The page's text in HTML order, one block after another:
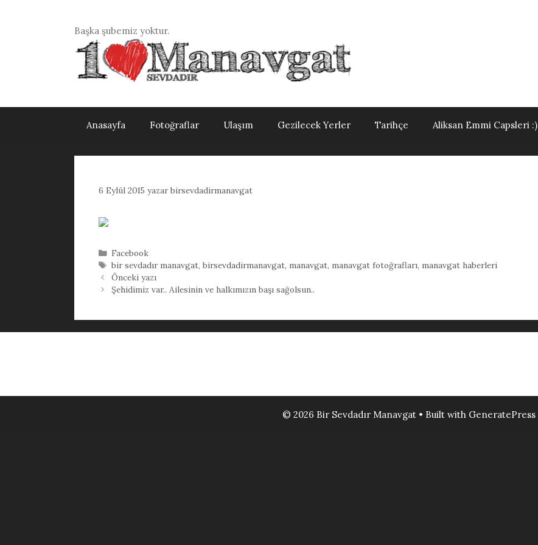
Başka şubemiz yoktur.
Anasayfa Fotoğraflar Ulaşım Gezilecek Yerler Tarihçe Aliksan Emmi Capsleri :)
6 Eylül 2015 yazarbirsevdadirmanavgat
Kategoriler
Facebook
Etiketler
bir sevdadır manavgat,birsevdadirmanavgat, manavgat, manavgat fotoğrafları, manavgat haberleri
Önceki yazı
Şehidimiz var.. Ailesinin ve halkımızın başı sağolsun..
© 2026 Bir Sevdadır Manavgat • Built with GeneratePress